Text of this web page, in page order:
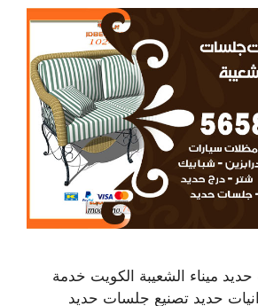
ميناء الشعيبة الكويت خدمة
حديد تصنيع جلسات حديد